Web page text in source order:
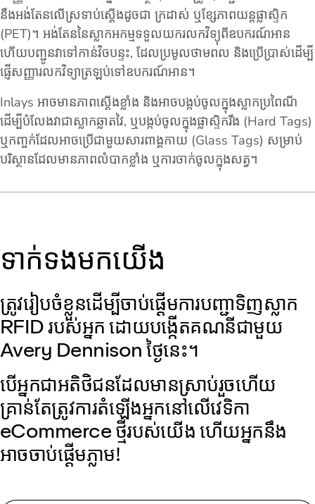
នឹងអង់តែនលើស្រទាប់ស្តើងដូចជា ក្រដាស់ ឬខ្សែភាពយន្តផ្លាស្ទិក
(PET)។ អង់តែននៃស្លាកអកម្មទទួលយករលកវិទ្យុពីឧបករណ៍អាន
ហើយបញ្ជូនវាទៅកាន់វិចបន្ទះ, ដែលប្រមូលថាមពល និងប្រើប្រាស់ដើម្បី
ផ្ញើសញ្ញារលកវិទ្យាត្រឡប់ទៅឧបករណ៍អាន។
Inlays អាចមានភាពស្តើងខ្លាំង និងអាចបង្កប់ចូលក្នុងស្លាកប្រពៃណី
ដើម្បីបំលែងវាជាស្លាកឆ្លាតវៃ, ឬបង្កប់ចូលក្នុងផ្លាស្ទិករឹង (Hard Tags)
ឬកញ្ចក់ដែលអាចប្រើជាមួយសារពាង្គកាយ (Glass Tags) សម្រាប់
បរិស្ថានដែលមានភាពលំបាកខ្លាំង ឬការចាក់ចូលក្នុងសត្វ។
ទាក់ទងមកយើង
ត្រូវរៀបចំខ្លួនដើម្បីចាប់ផ្តើមការបញ្ជាទិញស្លាក
RFID របស់អ្នក ដោយបង្កើតគណនីជាមួយ
Avery Dennison ថ្ងៃនេះ។
បើអ្នកជាអតិថិជនដែលមានស្រាប់រួចហើយ
គ្រាន់តែត្រូវការតំឡើងអ្នកនៅលើវេទិកា
eCommerce ថ្មីរបស់យើង ហើយអ្នកនឹង
អាចចាប់ផ្តើមភ្លាម!